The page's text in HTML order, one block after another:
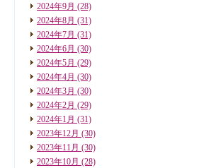
2024年9月 (28)
2024年8月 (31)
2024年7月 (31)
2024年6月 (30)
2024年5月 (29)
2024年4月 (30)
2024年3月 (30)
2024年2月 (29)
2024年1月 (31)
2023年12月 (30)
2023年11月 (30)
2023年10月 (28)